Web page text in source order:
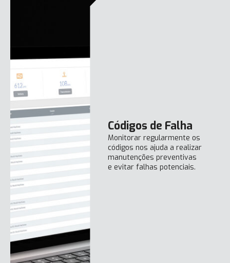
Códigos de Falha
Monitorar regularmente os
códigos nos ajuda a realizar
manutenções preventivas
e evitar falhas potenciais.